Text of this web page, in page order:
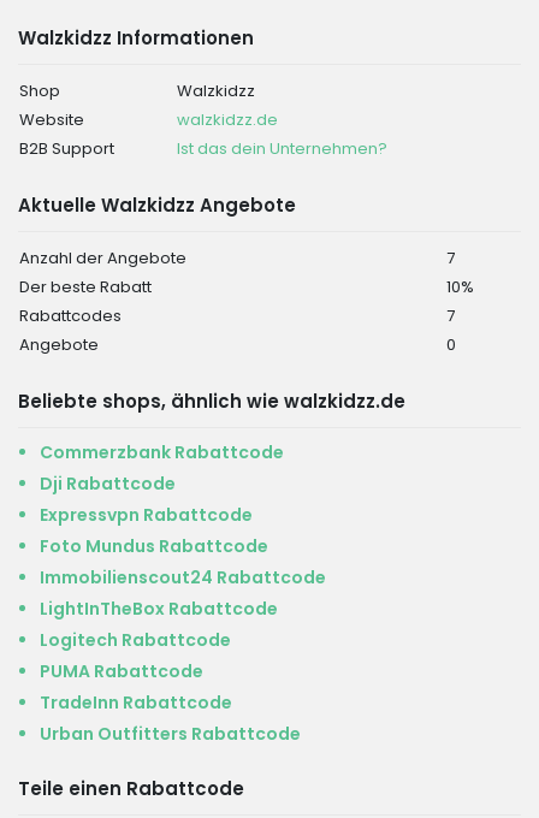
Walzkidzz Informationen
Shop
Walzkidzz
Website
walzkidzz.de
B2B Support
Ist das dein Unternehmen?
Aktuelle Walzkidzz Angebote
Anzahl der Angebote
7
Der beste Rabatt
10%
Rabattcodes
7
Angebote
0
Beliebte shops, ähnlich wie walzkidzz.de
Commerzbank Rabattcode
Dji Rabattcode
Expressvpn Rabattcode
Foto Mundus Rabattcode
Immobilienscout24 Rabattcode
LightInTheBox Rabattcode
Logitech Rabattcode
PUMA Rabattcode
TradeInn Rabattcode
Urban Outfitters Rabattcode
Teile einen Rabattcode